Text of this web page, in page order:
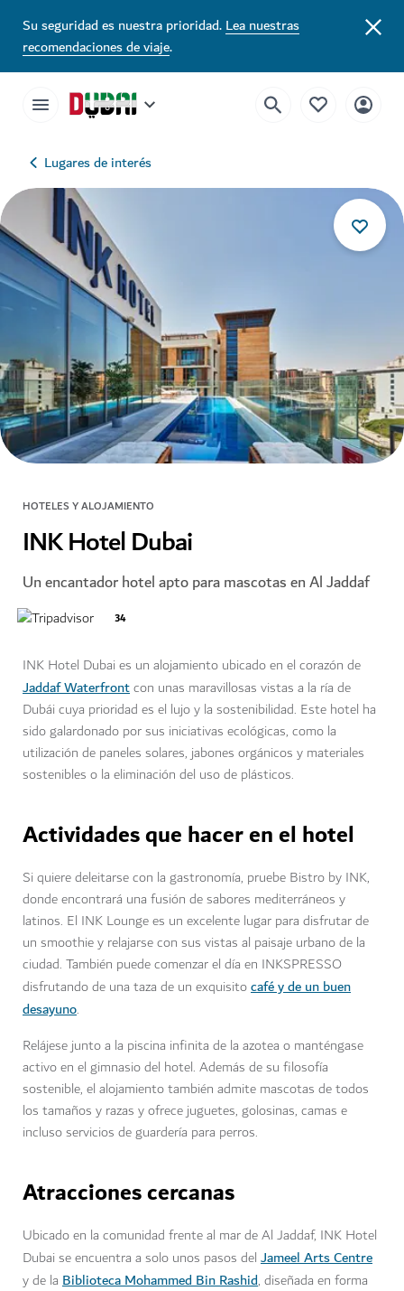
Su seguridad es nuestra prioridad.Lea nuestras
recomendaciones de viaje.
Lugares de interés
HOTELES Y ALOJAMIENTO
INK Hotel Dubai
Un encantador hotel apto para mascotas en Al Jaddaf
34
INK Hotel Dubai es un alojamiento ubicado en el corazón de
Jaddaf Waterfrontcon unas maravillosas vistas a la ría de
Dubái cuya prioridad es el lujo y la sostenibilidad. Este hotel ha
sido galardonado por sus iniciativas ecológicas, como la
utilización de paneles solares, jabones orgánicos y materiales
sostenibles o la eliminación del uso de plásticos.
Actividades que hacer en el hotel
Si quiere deleitarse con la gastronomía, pruebe Bistro by INK,
donde encontrará una fusión de sabores mediterráneos y
latinos. El INK Lounge es un excelente lugar para disfrutar de
un smoothie y relajarse con sus vistas al paisaje urbano de la
ciudad. También puede comenzar el día en INKSPRESSO
disfrutando de una taza de un exquisitocafé y de un buen
desayuno.
Relájese junto a la piscina infinita de la azotea o manténgase
activo en el gimnasio del hotel. Además de su filosofía
sostenible, el alojamiento también admite mascotas de todos
los tamaños y razas y ofrece juguetes, golosinas, camas e
incluso servicios de guardería para perros.
Atracciones cercanas
Ubicado en la comunidad frente al mar de Al Jaddaf, INK Hotel
Dubai se encuentra a solo unos pasos del Jameel Arts Centre
y de la Biblioteca Mohammed Bin Rashid, diseñada en forma